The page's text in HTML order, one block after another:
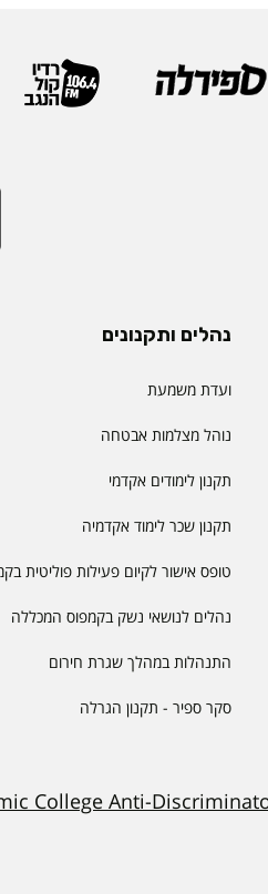
נהלים ותקנונים
ועדת משמעת
נוהל מצלמות אבטחה
תקנון לימודים אקדמי
תקנון שכר לימוד אקדמיה
טופס אישור לקיום פעילות פוליטית
נהלים לנושאי נשק בקמפוס המכללה
התנהלות במהלך שגרת חירום
סקר ספיר - תקנון הגרלה
College Anti-